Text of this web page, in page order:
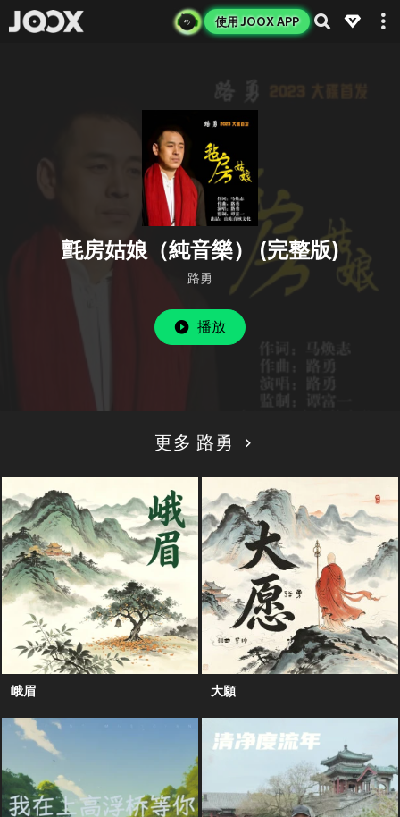
使用 JOOX APP
氈房姑娘（純音樂） (完整版)
路勇
播放
更多 路勇
峨眉 大願